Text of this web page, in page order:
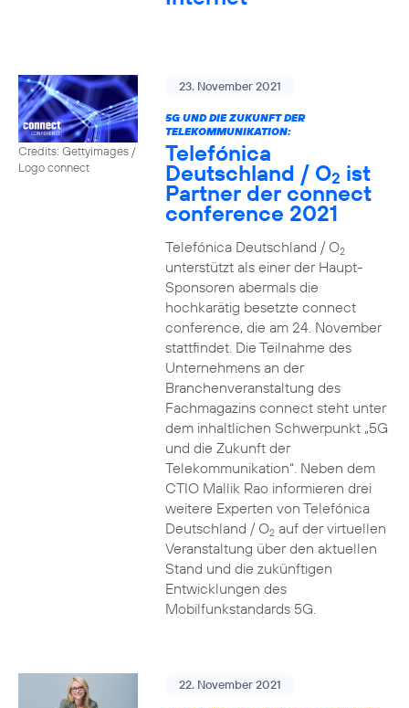
Credits: Gettyimages /
Logo connect
23. November 2021
5G UND DIE ZUKUNFT DER
TELEKOMMUNIKATION:
Telefónica
Deutschland / O2 ist
Partner der connect
conference 2021
Telefónica Deutschland / O2
unterstützt als einer der Haupt-
Sponsoren abermals die
hochkarätig besetzte connect
conference, die am 24. November
stattfindet. Die Teilnahme des
Unternehmens an der
Branchenveranstaltung des
Fachmagazins connect steht unter
dem inhaltlichen Schwerpunkt „5G
und die Zukunft der
Telekommunikation“. Neben dem
CTIO Mallik Rao informieren drei
weitere Experten von Telefónica
Deutschland / O2auf der virtuellen
Veranstaltung über den aktuellen
Stand und die zukünftigen
Entwicklungen des
Mobilfunkstandards 5G.
22. November 2021